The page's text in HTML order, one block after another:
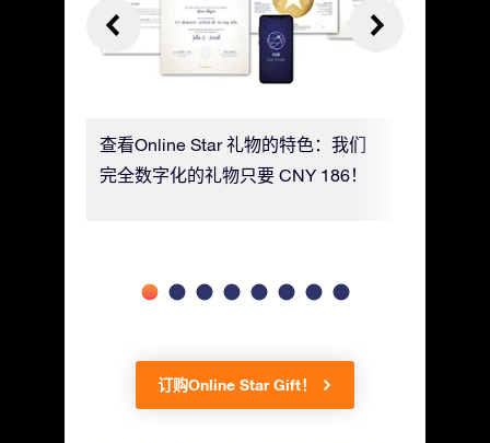
查看Online Star 礼物的特色：我们
完全数字化的礼物只要 CNY 186！
订购Online Star Gift！